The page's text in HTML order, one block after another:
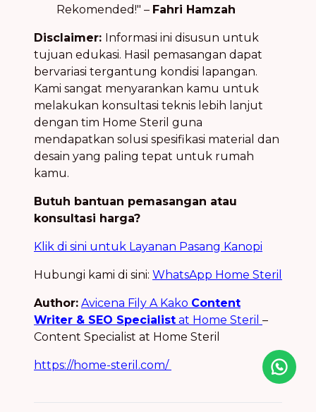
Rekomended!" – Fahri Hamzah
Disclaimer: Informasi ini disusun untuk
tujuan edukasi. Hasil pemasangan dapat
bervariasi tergantung kondisi lapangan.
Kami sangat menyarankan kamu untuk
melakukan konsultasi teknis lebih lanjut
dengan tim Home Steril guna
mendapatkan solusi spesifikasi material dan
desain yang paling tepat untuk rumah
kamu.
Butuh bantuan pemasangan atau
konsultasi harga?
Klik di sini untuk Layanan Pasang Kanopi
Hubungi kami di sini: WhatsApp Home Steril
Author: Avicena Fily A Kako Content
Writer & SEO Specialist at Home Steril –
Content Specialist at Home Steril
https://home-steril.com/